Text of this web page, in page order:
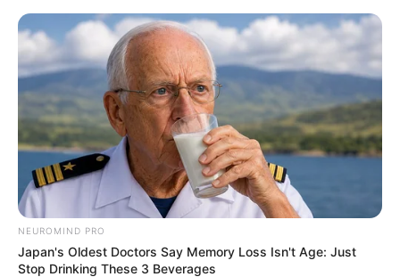
NEUROMIND PRO
Japan's Oldest Doctors Say Memory Loss Isn't Age: Just
Stop Drinking These 3 Beverages